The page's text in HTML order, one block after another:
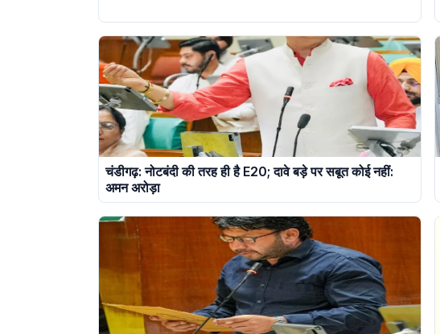
चंडीगढ़: नोटबंदी की तरह ही है E20; दावे बड़े पर सबूत कोई नहीं:
अमन अरोड़ा